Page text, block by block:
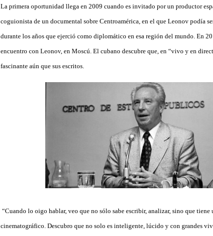
La primera oportunidad llega en 2009 cuando es invitado por un productor
coguionista de un documental sobre Centroamérica, en el que Leonov podía
durante los años que ejerció como diplomático en esa región del mundo. En
encuentro con Leonov, en Moscú. El cubano descubre que, en “vivo y en
fascinante aún que sus escritos.
“Cuando lo oigo hablar, veo que no sólo sabe escribir, analizar, sino que
cinematográfico. Descubro que no solo es inteligente, lúcido y con grandes